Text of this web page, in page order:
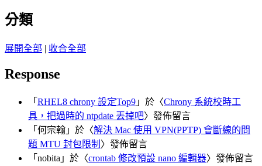
分類
展開全部 | 收合全部
Response
「 RHEL8 chrony 設定Top9 」於〈Chrony 系統校時工
具，把過時的 ntpdate 丟掉吧〉發佈留言
「 何宗翰 」於〈解決 Mac 使用 VPN(PPTP) 會斷線的問
題 MTU 封包限制 〉發佈留言
「 nobita 」於〈crontab 修改預設 nano 編輯器〉發佈留言